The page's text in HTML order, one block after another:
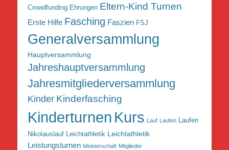
Crowdfunding Ehrungen Eltern-Kind Turnen
Erste Hilfe Fasching Faszien FSJ
Generalversammlung
Hauptversammlung
Jahreshauptversammlung
Jahresmitgliederversammlung
Kinder Kinderfasching
Kinderturnen Kurs Lauf Laufen
Laufen
Nikolauslauf Leichtathletik Leichtathletik
Leistungsturnen Meisterschaft Mitglieder